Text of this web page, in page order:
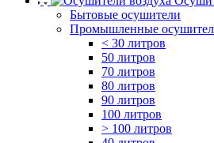
Бытовые осушители
Промышленные
< 30 литров
50 литров
70 литров
80 литров
90 литров
100 литров
> 100 литров